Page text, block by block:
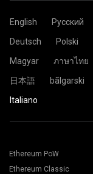
English Русский
Deutsch
Polski
Magyar
ภาษาไทย
日本語
bãlgarski
Italiano
Ethereum PoW
Ethereum Classic